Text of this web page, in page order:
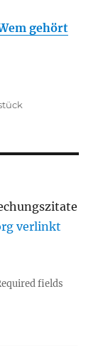
gehört
verlinkt
fields